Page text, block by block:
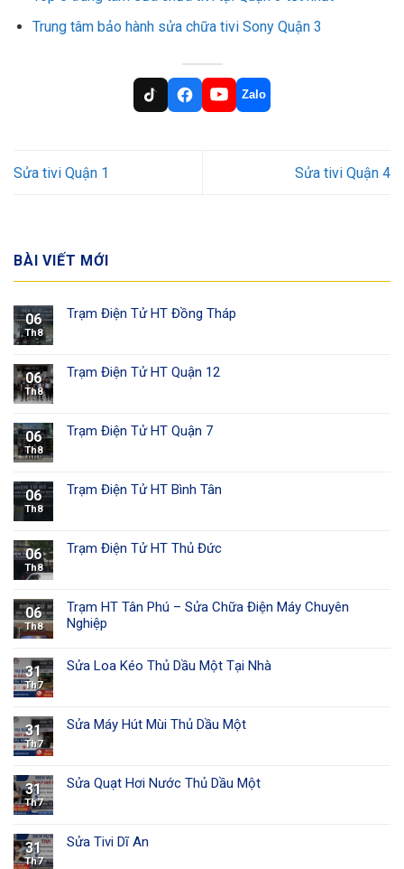
Trung tâm bảo hành sửa chữa tivi Sony Quận 3
Zalo
Sửa tivi Quận 1 Sửa tivi Quận 4
BÀI VIẾT MỚI
06
Th8
Trạm Điện Tử HT Đồng Tháp
06
Th8
Trạm Điện Tử HT Quận 12
06
Th8
Trạm Điện Tử HT Quận 7
06
Th8
Trạm Điện Tử HT Bình Tân
06
Th8
Trạm Điện Tử HT Thủ Đức
06
Th8
Trạm HT Tân Phú – Sửa Chữa Điện Máy Chuyên
Nghiệp
31
Th7
Sửa Loa Kéo Thủ Dầu Một Tại Nhà
31
Th7
Sửa Máy Hút Mùi Thủ Dầu Một
31
Th7
Sửa Quạt Hơi Nước Thủ Dầu Một
31
Th7
Sửa Tivi Dĩ An